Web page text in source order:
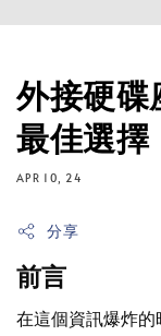
外接硬碟
最佳選擇
APR 10, 24
分享
前言
在這個資訊爆炸